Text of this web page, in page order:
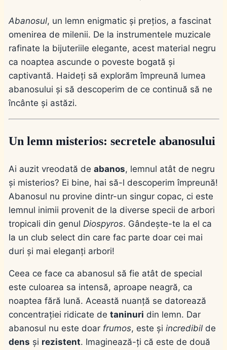
Abanosul, un lemn enigmatic și prețios, a fascinat
omenirea de milenii. De la instrumentele muzicale
rafinate la bijuteriile elegante, acest material negru
ca noaptea ascunde o poveste bogată și
captivantă. Haideți să explorăm împreună lumea
abanosului și să descoperim de ce continuă să ne
încânte și astăzi.
Un lemn misterios: secretele abanosului
Ai auzit vreodată de abanos, lemnul atât de negru
și misterios? Ei bine, hai să-l descoperim împreună!
Abanosul nu provine dintr-un singur copac, ci este
lemnul inimii provenit de la diverse specii de arbori
tropicali din genul Diospyros. Gândește-te la el ca
la un club select din care fac parte doar cei mai
duri și mai eleganți arbori!
Ceea ce face ca abanosul să fie atât de special
este culoarea sa intensă, aproape neagră, ca
noaptea fără lună. Această nuanță se datorează
concentrației ridicate de taninuri din lemn. Dar
abanosul nu este doar frumos, este și incredibil de
dens și rezistent. Imaginează-ți că este de două